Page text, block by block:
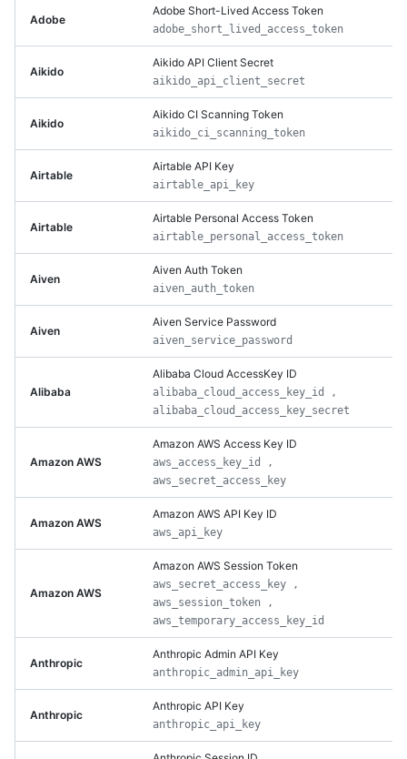
Adobe
Adobe Short-Lived Access Token
adobe_short_lived_access_token
Aikido
Aikido API Client Secret
aikido_api_client_secret
Aikido
Aikido CI Scanning Token
aikido_ci_scanning_token
Airtable
Airtable API Key
airtable_api_key
Airtable
Airtable Personal Access Token
airtable_personal_access_token
Aiven
Aiven Auth Token
aiven_auth_token
Aiven
Aiven Service Password
aiven_service_password
Alibaba
Alibaba Cloud AccessKey ID
alibaba_cloud_access_key_id ,
alibaba_cloud_access_key_secret
Amazon AWS
Amazon AWS Access Key ID
aws_access_key_id ,
aws_secret_access_key
Amazon AWS
Amazon AWS API Key ID
aws_api_key
Amazon AWS
Amazon AWS Session Token
aws_secret_access_key ,
aws_session_token ,
aws_temporary_access_key_id
Anthropic
Anthropic Admin API Key
anthropic_admin_api_key
Anthropic
Anthropic API Key
anthropic_api_key